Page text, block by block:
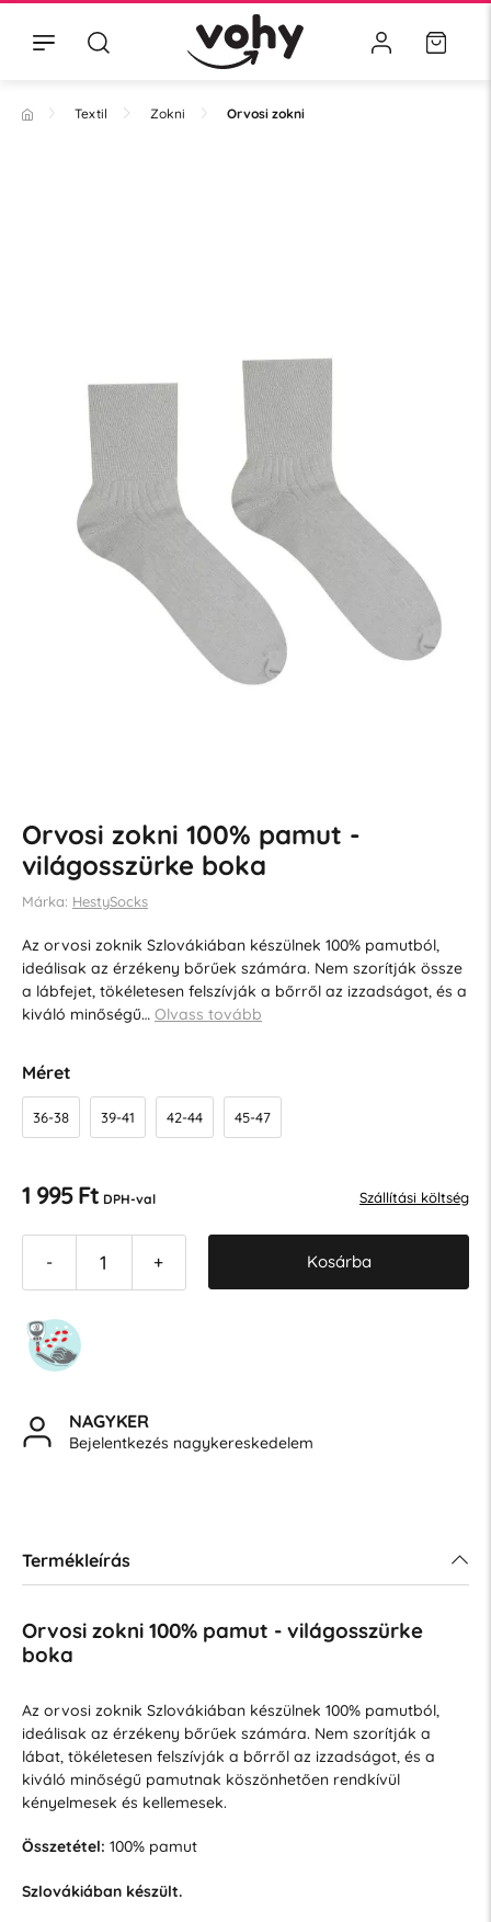
Textil Zokni Orvosi zokni
Orvosi zokni 100% pamut -
világosszürke boka
Márka: HestySocks
Az orvosi zoknik Szlovákiában készülnek 100% pamutból,
ideálisak az érzékeny bőrűek számára. Nem szorítják össze
a lábfejet, tökéletesen felszívják a bőrről az izzadságot, és a
kiváló minőségű… Olvass tovább
Méret
36-38 39-41 42-44 45-47
1 995 Ft DPH-val Szállítási költség
- + Kosárba
NAGYKER
Bejelentkezés nagykereskedelem
Termékleírás
Orvosi zokni 100% pamut - világosszürke
boka
Az orvosi zoknik Szlovákiában készülnek 100% pamutból,
ideálisak az érzékeny bőrűek számára. Nem szorítják a
lábat, tökéletesen felszívják a bőrről az izzadságot, és a
kiváló minőségű pamutnak köszönhetően rendkívül
kényelmesek és kellemesek.
Összetétel: 100% pamut
Szlovákiában készült.